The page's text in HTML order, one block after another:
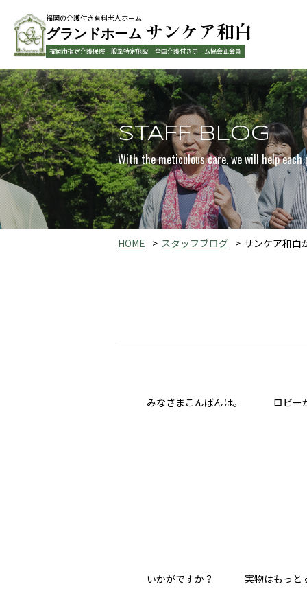
福岡の介護付き有料老人ホーム
グランドホーム サンケア和白
福岡市指定介護保険一般型特定施設 全国介護付きホーム協会正会員
STAFF BLOG
With the meticulous care, we will help each
HOME スタッフブログ サンケア和白
みなさまこんばんは。 ロビー
いかがですか？ 実物はもっ